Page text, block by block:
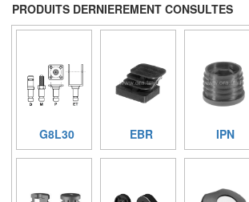
PRODUITS DERNIEREMENT CONSULTES
G8L30 EBR IPN